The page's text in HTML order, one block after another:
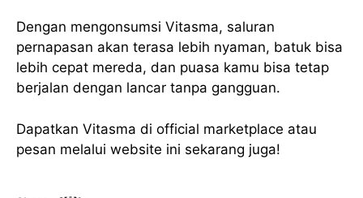
Dengan mengonsumsi Vitasma, saluran
pernapasan akan terasa lebih nyaman, batuk bisa
lebih cepat mereda, dan puasa kamu bisa tetap
berjalan dengan lancar tanpa gangguan.
Dapatkan Vitasma di official marketplace atau
pesan melalui website ini sekarang juga!